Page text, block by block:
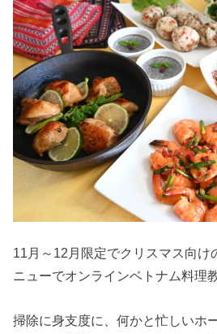
11月～12月限定でクリスマス向け
ニューでオンラインベトナム料理
掃除に身支度に、何かと忙しいホ